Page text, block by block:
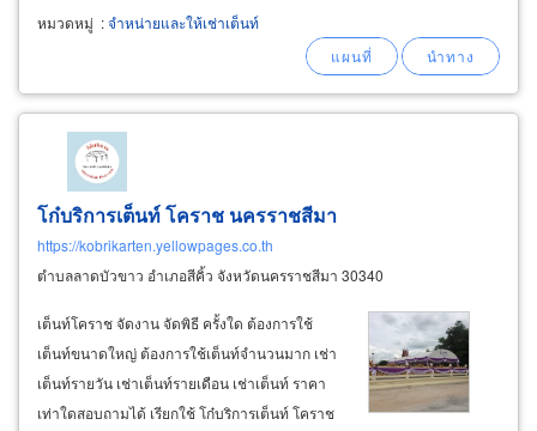
งานใหญ่ครบวงจร ไม่ว่าจะเป็นเต็นท์โรงงาน เต็นท์
อเนกประสงค์ทุกประเภท เราผลิตด้วยวัสดุคุณภาพ
ดี
หมวดหมู่ :จำหน่ายและให้เช่าเต็นท์
โก๋บริการเต็นท์ โคราช นครราชสีมา
https://kobrikarten.yellowpages.co.th
ตำบลลาดบัวขาว อำเภอสีคิ้ว จังหวัดนครราชสีมา 30340
เต็นท์โคราช จัดงาน จัดพิธี ครั้งใด ต้องการใช้
เต็นท์ขนาดใหญ่ ต้องการใช้เต็นท์จำนวนมาก เช่า
เต็นท์รายวัน เช่าเต็นท์รายเดือน เช่าเต็นท์ ราคา
เท่าใดสอบถามได้ เรียกใช้ โก๋บริการเต็นท์ โคราช